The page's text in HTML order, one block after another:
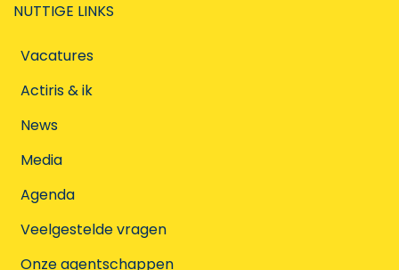
NUTTIGE LINKS
Vacatures
Actiris & ik
News
Media
Agenda
Veelgestelde vragen
Onze agentschappen